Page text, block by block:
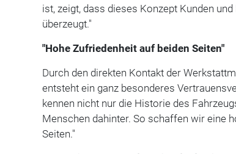
ist, zeigt, dass dieses Konzept Kunden
überzeugt."
"Hohe Zufriedenheit auf beiden Seiten"
Durch den direkten Kontakt der
entsteht ein ganz besonderes
kennen nicht nur die Historie des
Menschen dahinter. So schaffen wir eine
Seiten."